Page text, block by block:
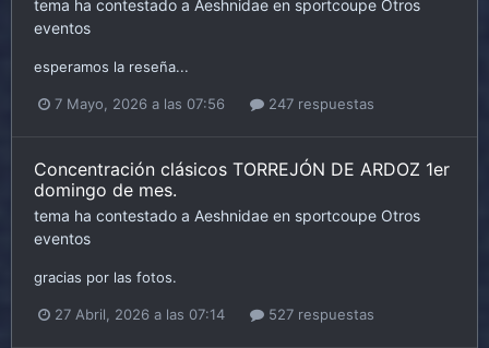
tema ha contestado a Aeshnidae en sportcoupe Otros
eventos
esperamos la reseña...
7 Mayo, 2026 a las 07:56 247 respuestas
Concentración clásicos TORREJÓN DE ARDOZ 1er
domingo de mes.
tema ha contestado a Aeshnidae en sportcoupe Otros
eventos
gracias por las fotos.
27 Abril, 2026 a las 07:14 527 respuestas